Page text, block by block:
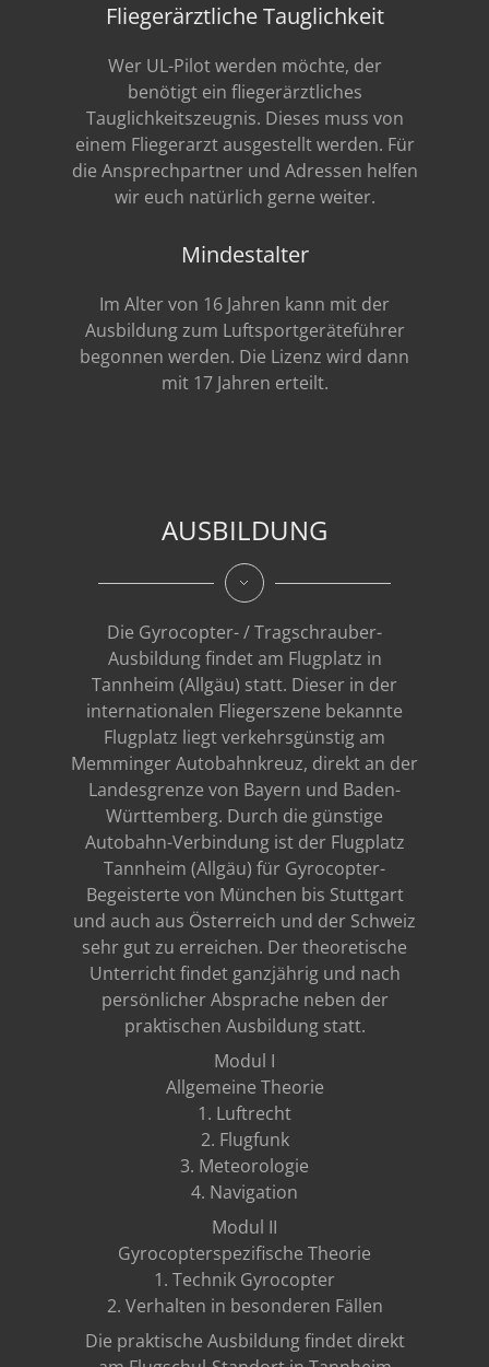
Fliegerärztliche Tauglichkeit
Wer UL-Pilot werden möchte, der
benötigt ein fliegerärztliches
Tauglichkeitszeugnis. Dieses muss von
einem Fliegerarzt ausgestellt werden. Für
die Ansprechpartner und Adressen helfen
wir euch natürlich gerne weiter.
Mindestalter
Im Alter von 16 Jahren kann mit der
Ausbildung zum Luftsportgeräteführer
begonnen werden. Die Lizenz wird dann
mit 17 Jahren erteilt.
AUSBILDUNG
Die Gyrocopter- / Tragschrauber-
Ausbildung findet am Flugplatz in
Tannheim (Allgäu) statt. Dieser in der
internationalen Fliegerszene bekannte
Flugplatz liegt verkehrsgünstig am
Memminger Autobahnkreuz, direkt an der
Landesgrenze von Bayern und Baden-
Württemberg. Durch die günstige
Autobahn-Verbindung ist der Flugplatz
Tannheim (Allgäu) für Gyrocopter-
Begeisterte von München bis Stuttgart
und auch aus Österreich und der Schweiz
sehr gut zu erreichen. Der theoretische
Unterricht findet ganzjährig und nach
persönlicher Absprache neben der
praktischen Ausbildung statt.
Modul I
Allgemeine Theorie
1. Luftrecht
2. Flugfunk
3. Meteorologie
4. Navigation
Modul II
Gyrocopterspezifische Theorie
1. Technik Gyrocopter
2. Verhalten in besonderen Fällen
Die praktische Ausbildung findet direkt